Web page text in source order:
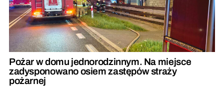
Pożar w domu jednorodzinnym. Na miejsce
zadysponowano osiem zastępów straży
pożarnej